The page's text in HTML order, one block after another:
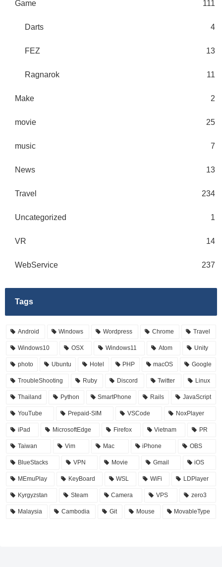
Game 111
Darts 4
FEZ 13
Ragnarok 11
Make 2
movie 25
music 7
News 13
Travel 234
Uncategorized 1
VR 14
WebService 237
Tags
Android Windows Wordpress Chrome Travel
Windows10 OSX Windows11 Atom Unity
photo Ubuntu Hotel PHP macOS Google
TroubleShooting Ruby Discord Twitter Linux
Thailand Python SmartPhone Rails JavaScript
YouTube Prepaid-SIM VSCode NoxPlayer
iPad MicrosoftEdge Firefox Vietnam PR
Taiwan Vim Mac iPhone OBS
BlueStacks VPN Movie Gmail iOS
MEmuPlay KeyBoard WSL WiFi LDPlayer
Kyrgyzstan Steam Camera VPS zero3
Malaysia Cambodia Git Mouse MovableType